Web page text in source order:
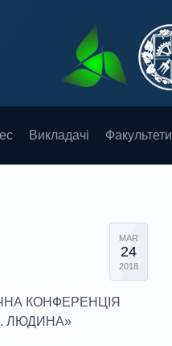
Викладачі Факультети
MAR
24
2018
КОНФЕРЕНЦІЯ
ЛЮДИНА»